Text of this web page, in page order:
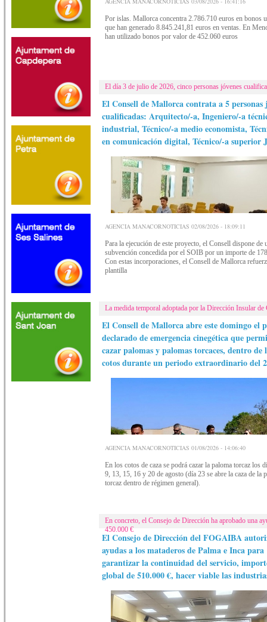
Por islas. Mallorca concentra 2.786.710 euros en bonos
que han generado 8.845.241,81 euros en ventas. En
han utilizado bonos por valor de 452.060 euros
El día 3 de julio de 2026, cinco personas jóvenes
El Consell de Mallorca contrata a 5 personas
cualificadas: Arquitecto/-a, Ingeniero/-a
industrial, Técnico/-a medio economista,
en comunicación digital, Técnico/-a superior
AGENCIA MANACORNOTICIAS 02/08/2026 - 18:09:11
Para la ejecución de este proyecto, el Consell dispone de
subvención concedida por el SOIB por un importe de
Con estas incorporaciones, el Consell de Mallorca
plantilla
La medida temporal adoptada por la Dirección Insular de
El Consell de Mallorca abre este domingo el
declarado de emergencia cinegética que
cazar palomas y palomas torcaces, dentro de
cotos durante un periodo extraordinario del
AGENCIA MANACORNOTICIAS 01/08/2026 - 14:06:40
En los cotos de caza se podrá cazar la paloma torcaz los
9, 13, 15, 16 y 20 de agosto (día 23 se abre la caza de la
torcaz dentro de régimen general).
En concreto, el Consejo de Dirección ha aprobado una
450.000 €
El Consejo de Dirección del FOGAIBA
ayudas a los mataderos de Palma e Inca para
garantizar la continuidad del servicio,
global de 510.000 €, hacer viable las